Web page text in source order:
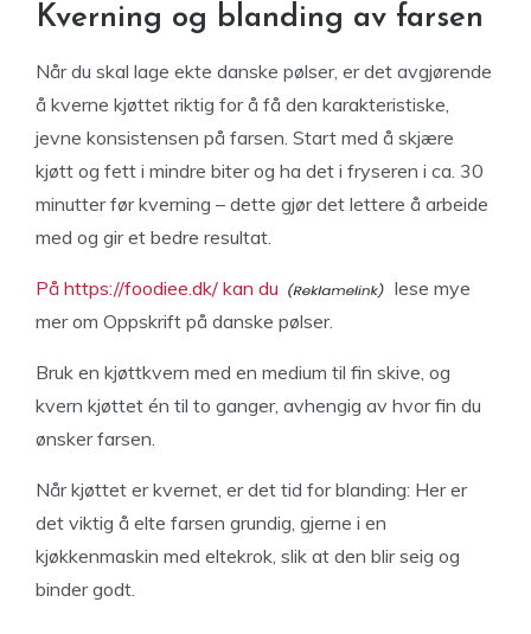
Kverning og blanding av farsen
Når du skal lage ekte danske pølser, er det avgjørende
å kverne kjøttet riktig for å få den karakteristiske,
jevne konsistensen på farsen. Start med å skjære
kjøtt og fett i mindre biter og ha det i fryseren i ca. 30
minutter før kverning – dette gjør det lettere å arbeide
med og gir et bedre resultat.
På https://foodiee.dk/ kan du
lese mye
mer om Oppskrift på danske pølser.
Bruk en kjøttkvern med en medium til fin skive, og
kvern kjøttet én til to ganger, avhengig av hvor fin du
ønsker farsen.
Når kjøttet er kvernet, er det tid for blanding: Her er
det viktig å elte farsen grundig, gjerne i en
kjøkkenmaskin med eltekrok, slik at den blir seig og
binder godt.